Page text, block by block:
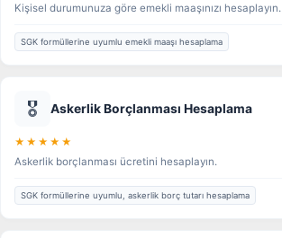
Kişisel durumunuza göre emekli maaşınızı hesaplayın.
SGK formüllerine uyumlu emekli maaşı hesaplama
🎖️ Askerlik Borçlanması Hesaplama
★★★★★
Askerlik borçlanması ücretini hesaplayın.
SGK formüllerine uyumlu, askerlik borç tutarı hesaplama